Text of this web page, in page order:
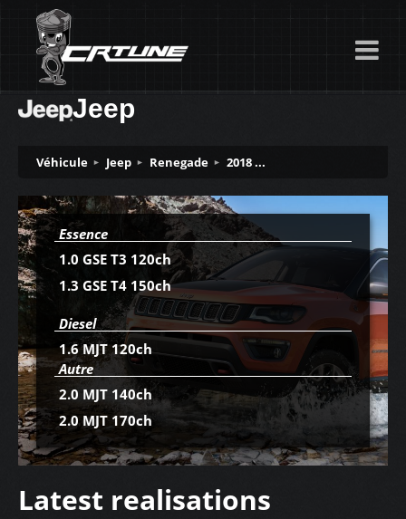
Jeep
Véhicule Jeep Renegade 2018 ...
Essence
1.0 GSE T3 120ch
1.3 GSE T4 150ch
Diesel
1.6 MJT 120ch
Autre
2.0 MJT 140ch
2.0 MJT 170ch
Latest realisations